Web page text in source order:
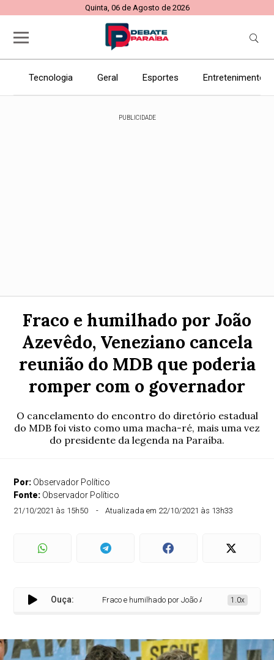
Quinta, 06 de Agosto de 2026
Tecnologia Geral Esportes Entretenimento
PUBLICIDADE
Fraco e humilhado por João
Azevêdo, Veneziano cancela
reunião do MDB que poderia
romper com o governador
O cancelamento do encontro do diretório estadual
do MDB foi visto como uma macha-ré, mais uma vez
do presidente da legenda na Paraíba.
Por: Observador Político
Fonte: Observador Político
21/10/2021 às 15h50 Atualizada em 22/10/2021 às 13h33
Ouça: Fraco e humilhado por João Azevêdo, Veneziano
1.0x